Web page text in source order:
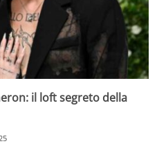
il loft segreto della